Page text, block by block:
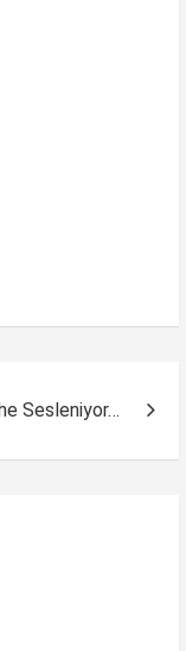
Sesleniyor…